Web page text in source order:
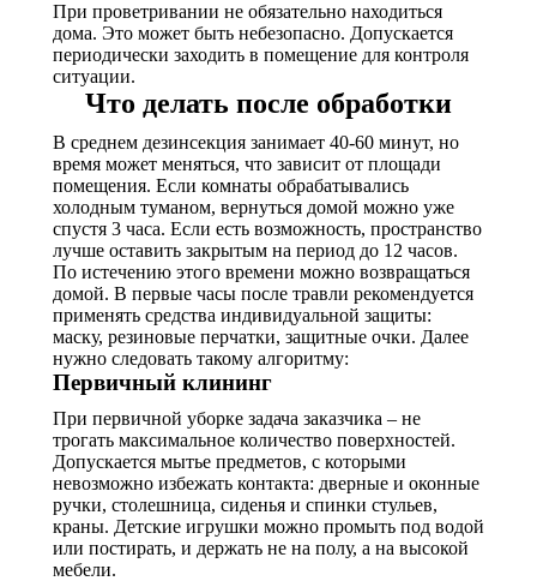
При проветривании не обязательно находиться
дома. Это может быть небезопасно. Допускается
периодически заходить в помещение для контроля
ситуации.
Что делать после обработки
В среднем дезинсекция занимает 40-60 минут, но
время может меняться, что зависит от площади
помещения. Если комнаты обрабатывались
холодным туманом, вернуться домой можно уже
спустя 3 часа. Если есть возможность, пространство
лучше оставить закрытым на период до 12 часов.
По истечению этого времени можно возвращаться
домой. В первые часы после травли рекомендуется
применять средства индивидуальной защиты:
маску, резиновые перчатки, защитные очки. Далее
нужно следовать такому алгоритму:
Первичный клининг
При первичной уборке задача заказчика – не
трогать максимальное количество поверхностей.
Допускается мытье предметов, с которыми
невозможно избежать контакта: дверные и оконные
ручки, столешница, сиденья и спинки стульев,
краны. Детские игрушки можно промыть под водой
или постирать, и держать не на полу, а на высокой
мебели.